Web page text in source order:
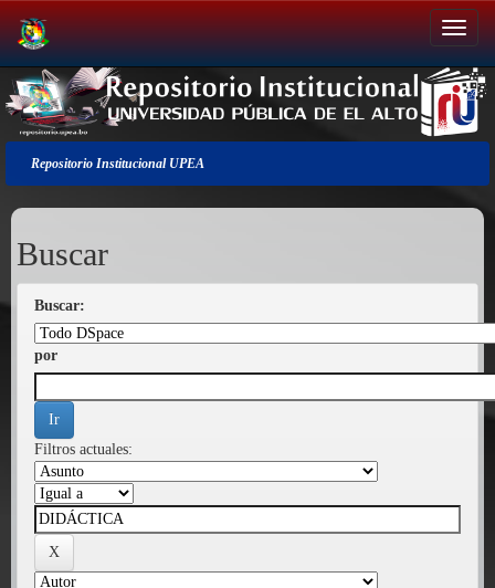
Salir
de
la
navegación
Repositorio Institucional UPEA
Buscar
Buscar:
por
Filtros actuales: